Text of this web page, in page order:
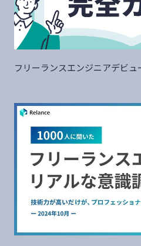
フリーランスエンジニアデビュ